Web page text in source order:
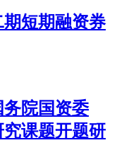
期短期融资券
务院国资委
究课题开题研